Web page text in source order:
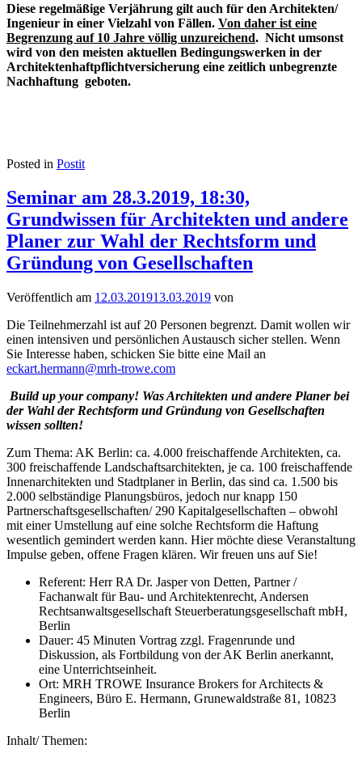
Diese regelmäßige Verjährung gilt auch für den Architekten/
Ingenieur in einer Vielzahl von Fällen. Von daher ist eine
Begrenzung auf 10 Jahre völlig unzureichend. Nicht umsonst
wird von den meisten aktuellen Bedingungswerken in der
Architektenhaftpflichtversicherung eine zeitlich unbegrenzte
Nachhaftung geboten.
Posted in Postit
Seminar am 28.3.2019, 18:30,
Grundwissen für Architekten und andere
Planer zur Wahl der Rechtsform und
Gründung von Gesellschaften
Veröffentlich am 12.03.201913.03.2019 von
Die Teilnehmerzahl ist auf 20 Personen begrenzt. Damit wollen wir
einen intensiven und persönlichen Austausch sicher stellen. Wenn
Sie Interesse haben, schicken Sie bitte eine Mail an
eckart.hermann@mrh-trowe.com
Build up your company! Was Architekten und andere Planer bei
der Wahl der Rechtsform und Gründung von Gesellschaften
wissen sollten!
Zum Thema: AK Berlin: ca. 4.000 freischaffende Architekten, ca.
300 freischaffende Landschaftsarchitekten, je ca. 100 freischaffende
Innenarchitekten und Stadtplaner in Berlin, das sind ca. 1.500 bis
2.000 selbständige Planungsbüros, jedoch nur knapp 150
Partnerschaftsgesellschaften/ 290 Kapitalgesellschaften – obwohl
mit einer Umstellung auf eine solche Rechtsform die Haftung
wesentlich gemindert werden kann. Hier möchte diese Veranstaltung
Impulse geben, offene Fragen klären. Wir freuen uns auf Sie!
Referent: Herr RA Dr. Jasper von Detten, Partner /
Fachanwalt für Bau- und Architektenrecht, Andersen
Rechtsanwaltsgesellschaft Steuerberatungsgesellschaft mbH,
Berlin
Dauer: 45 Minuten Vortrag zzgl. Fragenrunde und
Diskussion, als Fortbildung von der AK Berlin anerkannt,
eine Unterrichtseinheit.
Ort: MRH TROWE Insurance Brokers for Architects &
Engineers, Büro E. Hermann, Grunewaldstraße 81, 10823
Berlin
Inhalt/ Themen: